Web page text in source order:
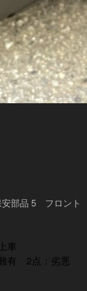
部品 5 フロント
車
有 2点：劣悪